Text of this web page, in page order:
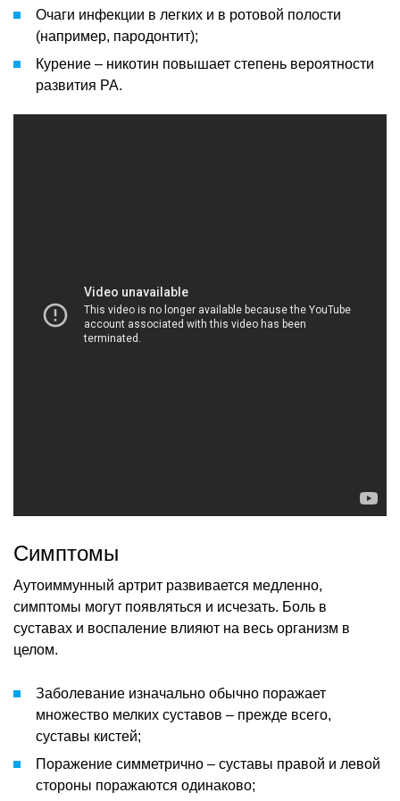
Очаги инфекции в легких и в ротовой полости
(например, пародонтит);
Курение – никотин повышает степень вероятности
развития РА.
Симптомы
Аутоиммунный артрит развивается медленно,
симптомы могут появляться и исчезать. Боль в
суставах и воспаление влияют на весь организм в
целом.
Заболевание изначально обычно поражает
множество мелких суставов – прежде всего,
суставы кистей;
Поражение симметрично – суставы правой и левой
стороны поражаются одинаково;